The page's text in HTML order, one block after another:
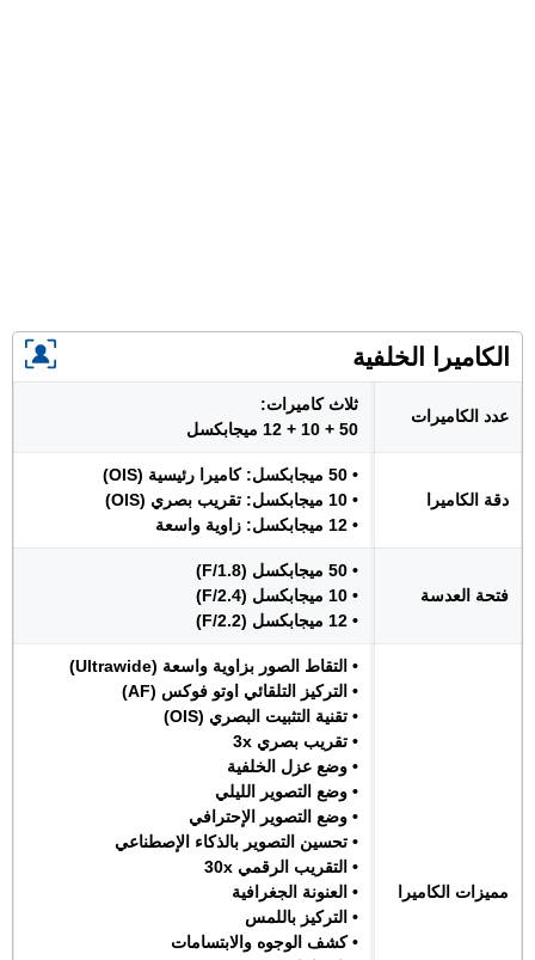
الكاميرا الخلفية
عدد الكاميرات
ثلاث كاميرات:
50 + 10 + 12 ميجابكسل
دقة الكاميرا
• 50 ميجابكسل: كاميرا رئيسية (OIS)
• 10 ميجابكسل: تقريب بصري (OIS)
• 12 ميجابكسل: زاوية واسعة
فتحة العدسة
• 50 ميجابكسل (F/1.8)
• 10 ميجابكسل (F/2.4)
• 12 ميجابكسل (F/2.2)
مميزات الكاميرا
• التقاط الصور بزاوية واسعة (Ultrawide)
• التركيز التلقائي اوتو فوكس (AF)
• تقنية التثبيت البصري (OIS)
• تقريب بصري 3x
• وضع عزل الخلفية
• وضع التصوير الليلي
• وضع التصوير الإحترافي
• تحسين التصوير بالذكاء الإصطناعي
• التقريب الرقمي 30x
• العنونة الجغرافية
• التركيز باللمس
• كشف الوجوه والابتسامات